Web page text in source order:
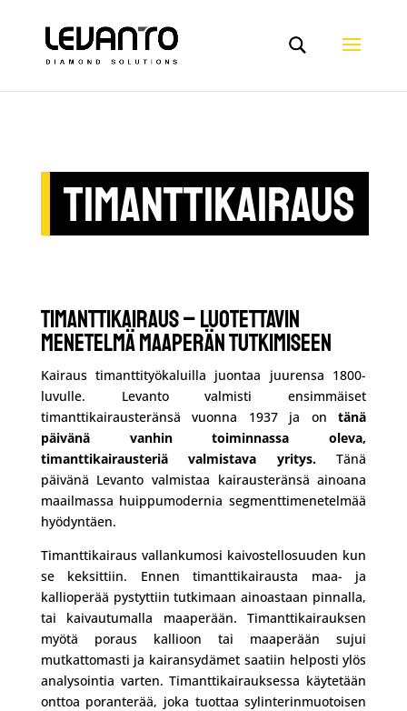
TIMANTTIKAIRAUS
Timanttikairaus – luotettavin
menetelmä maaperän tutkimiseen
Kairaus timanttityökaluilla juontaa juurensa 1800-
luvulle. Levanto valmisti ensimmäiset
timanttikairausteränsä vuonna 1937 ja ontänä
päivänä vanhin toiminnassa oleva,
timanttikairausteriä valmistava yritys.Tänä
päivänä Levanto valmistaa kairausteränsä ainoana
maailmassa huippumodernia segmenttimenetelmää
hyödyntäen.
Timanttikairaus vallankumosi kaivostellosuuden kun
se keksittiin. Ennen timanttikairausta maa- ja
kallioperää pystyttiin tutkimaan ainoastaan pinnalla,
tai kaivautumalla maaperään. Timanttikairauksen
myötä poraus kallioon tai maaperään sujui
mutkattomasti ja kairansydämet saatiin helposti ylös
analysointia varten. Timanttikairauksessa käytetään
onttoa poranterää, joka tuottaa sylinterinmuotoisen